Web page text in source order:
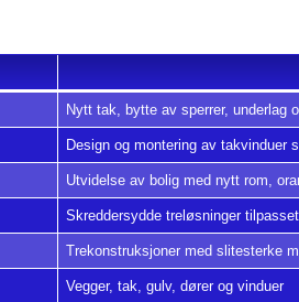
Nytt tak, bytte av sperrer, underlag
Design og montering av takvinduer
Utvidelse av bolig med nytt rom,
Skreddersydde treløsninger
Trekonstruksjoner med slitesterke
Vegger, tak, gulv, dører og vinduer